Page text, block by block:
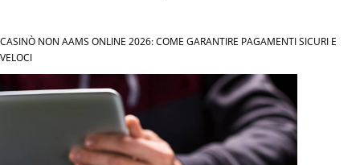
CASINÒ NON AAMS ONLINE 2026: COME GARANTIRE PAGAMENTI SICURI E
VELOCI